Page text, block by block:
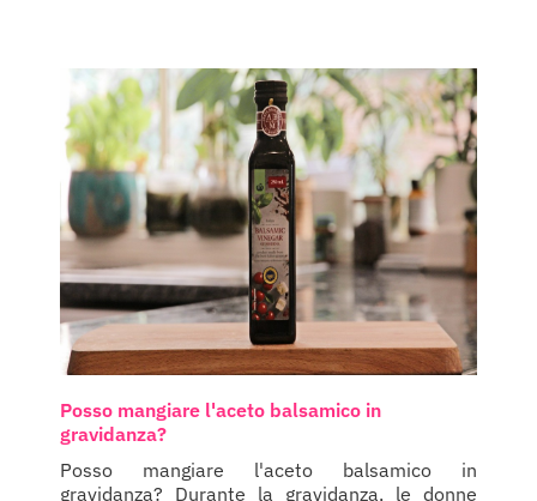
Posso mangiare l'aceto balsamico in
gravidanza?
Posso mangiare l'aceto balsamico in
gravidanza? Durante la gravidanza, le donne